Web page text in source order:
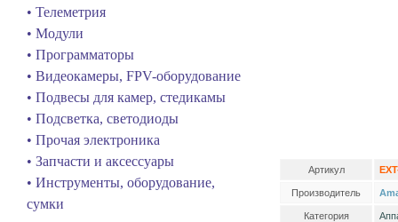
• Телеметрия
• Модули
• Программаторы
• Видеокамеры, FPV-оборудование
• Подвесы для камер, стедикамы
• Подсветка, светодиоды
• Прочая электроника
• Запчасти и аксессуары
• Инструменты, оборудование,
сумки
Артикул
Производитель
Категория